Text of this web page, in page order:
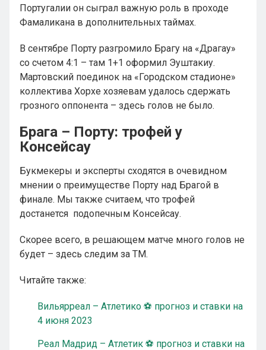
Португалии он сыграл важную роль в проходе
Фамаликана в дополнительных таймах.
В сентябре Порту разгромило Брагу на «Драгау»
со счетом 4:1 – там 1+1 оформил Эуштакиу.
Мартовский поединок на «Городском стадионе»
коллектива Хорхе хозяевам удалось сдержать
грозного оппонента – здесь голов не было.
Брага – Порту: трофей у
Консейсау
Букмекеры и эксперты сходятся в очевидном
мнении о преимуществе Порту над Брагой в
финале. Мы также считаем, что трофей
достанется подопечным Консейсау.
Скорее всего, в решающем матче много голов не
будет – здесь следим за ТМ.
Читайте также:
Вильярреал – Атлетико ⚽ прогноз и ставки на
4 июня 2023
Реал Мадрид – Атлетик ⚽ прогноз и ставки на